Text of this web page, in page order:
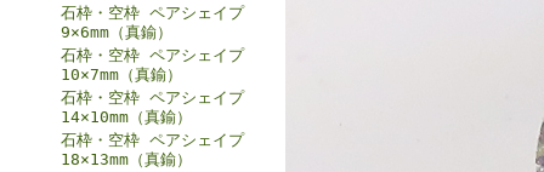
石枠・空枠 ペアシェイプ
9×6mm（真鍮）
石枠・空枠 ペアシェイプ
10×7mm（真鍮）
石枠・空枠 ペアシェイプ
14×10mm（真鍮）
石枠・空枠 ペアシェイプ
18×13mm（真鍮）